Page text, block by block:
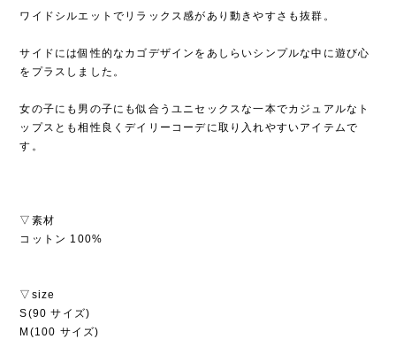
ワイドシルエットでリラックス感があり動きやすさも抜群。
サイドには個性的なカゴデザインをあしらいシンプルな中に遊び心
をプラスしました。
女の子にも男の子にも似合うユニセックスな一本でカジュアルなト
ップスとも相性良くデイリーコーデに取り入れやすいアイテムで
す。
▽素材
コットン 100%
▽size
S(90 サイズ)
M(100 サイズ)